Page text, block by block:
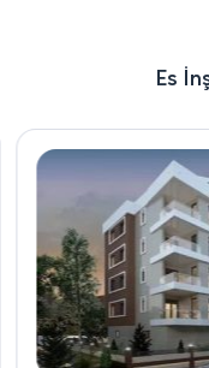
Es